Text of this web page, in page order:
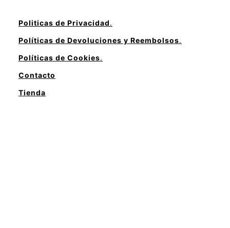
Politicas de Privacidad.
Políticas de Devoluciones y Reembolsos.
Políticas de Cookies.
Contacto
Tienda